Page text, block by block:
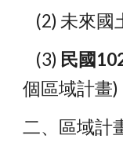
(2) 未
    (3)
民國
個區域計畫)
二、區域計